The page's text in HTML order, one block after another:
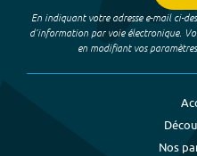
En indiquant votre adresse e-mail ci-
d’information par voie électronique.
en modifiant vos
Nos